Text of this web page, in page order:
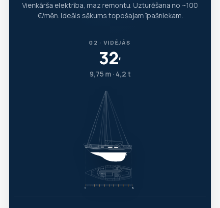
Vienkārša elektrība, maz remontu. Uzturēšana no ~100
€/mēn. Ideāls sākums topošajam īpašniekam.
02 · VIDĒJĀS
32′
9,75 m · 4,2 t